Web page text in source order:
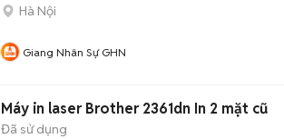
Hà Nội
Giang Nhân Sự GHN
Máy in laser Brother 2361dn In 2 mặt cũ
Đã sử dụng